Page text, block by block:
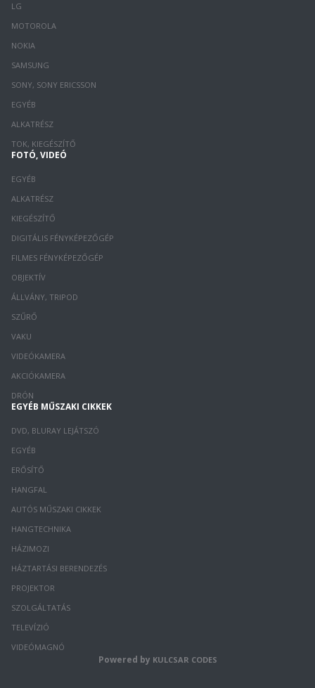
LG
MOTOROLA
NOKIA
SAMSUNG
SONY, SONY ERICSSON
EGYÉB
ALKATRÉSZ
TOK, KIEGÉSZÍTŐ
FOTÓ, VIDEÓ
EGYÉB
ALKATRÉSZ
KIEGÉSZÍTŐ
DIGITÁLIS FÉNYKÉPEZŐGÉP
FILMES FÉNYKÉPEZŐGÉP
OBJEKTÍV
ÁLLVÁNY, TRIPOD
SZŰRŐ
VAKU
VIDEÓKAMERA
AKCIÓKAMERA
DRÓN
EGYÉB MŰSZAKI CIKKEK
DVD, BLURAY LEJÁTSZÓ
EGYÉB
ERŐSÍTŐ
HANGFAL
AUTÓS MŰSZAKI CIKKEK
HANGTECHNIKA
HÁZIMOZI
HÁZTARTÁSI BERENDEZÉS
PROJEKTOR
SZOLGÁLTATÁS
TELEVÍZIÓ
VIDEÓMAGNÓ
Powered by KULCSAR CODES